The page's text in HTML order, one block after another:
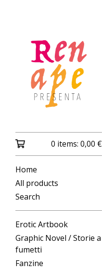
0 items: 0,00 €
Home
All products
Search
Erotic Artbook
Graphic Novel / Storie a
fumetti
Fanzine